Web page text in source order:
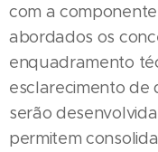
com a
abordados os
enquadramento
esclarecimento de
serão
permitem